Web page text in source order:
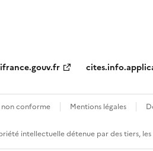
conforme Mentions légales
intellectuelle détenue par des tiers,